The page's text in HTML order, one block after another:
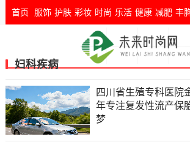
首页 服饰 护肤 彩妆 时尚 乐活 健康 减肥 丰
妇科疾病
四川省生殖专科医院
年专注复发性流产保
梦